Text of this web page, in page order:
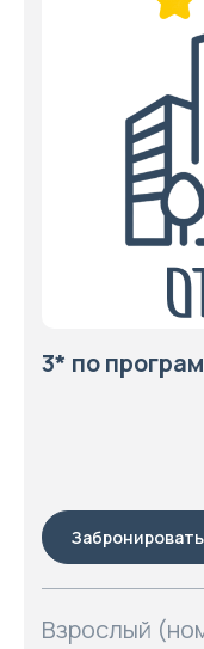
3* по
Забронировать
Взрослый